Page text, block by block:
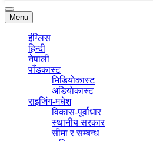
Menu
इंग्लिस
हिन्दी
नेपाली
पाँडकास्ट
भिडियाेकास्ट
अडियाेकास्ट
राइजिंग-मधेश
विकास-पूर्वाधार
स्थानीय सरकार
सीमा र सम्बन्ध